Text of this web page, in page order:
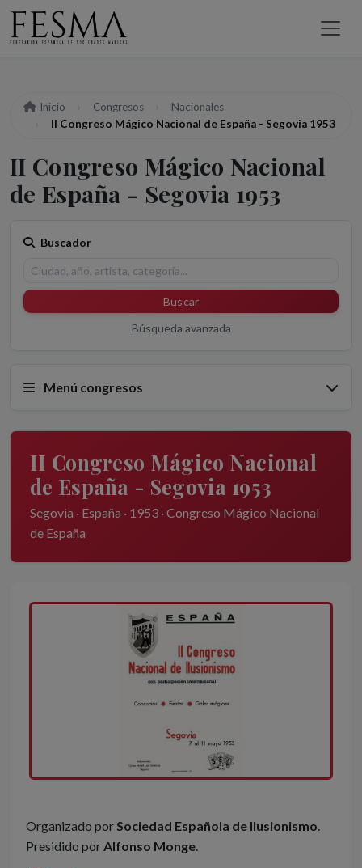
Inicio Congresos
Nacionales
II Congreso Mágico Nacional de España - Segovia 1953
II Congreso Mágico Nacional
de España - Segovia 1953
Buscador
Buscar
Búsqueda avanzada
Menú congresos
II Congreso Mágico Nacional
de España - Segovia 1953
Segovia · España · 1953 · Congreso Mágico Nacional
de España
Organizado porSociedad Española de Ilusionismo.
Presidido porAlfonso Monge.